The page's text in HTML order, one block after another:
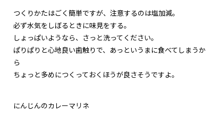
つくりかたはごく簡単ですが、注意するのは塩加減。
必ず水気をしぼるときに味見をする。
しょっぱいようなら、さっと洗ってください。
ぱりぱりと心地良い歯触りで、あっというまに食べてしまうか
ら
ちょっと多めにつくっておくほうが良さそうですよ。
にんじんのカレーマリネ